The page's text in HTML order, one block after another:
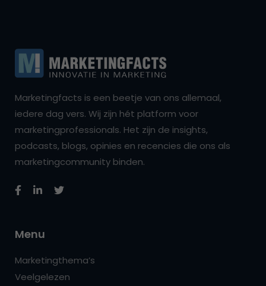
Marketingfacts is een beetje van ons allemaal,
iedere dag vers. Wij zijn hét platform voor
marketingprofessionals. Het zijn de insights,
podcasts, blogs, opinies en recencies die ons als
marketingcommunity binden.
Menu
Marketingthema’s
Veelgelezen